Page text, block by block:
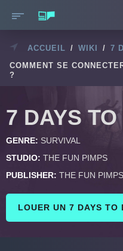
ACCUEIL / WIKI / 7
COMMENT SE
?
7 DAYS TO
GENRE: SURVIVAL
STUDIO: THE FUN PIMPS
PUBLISHER: THE FUN PIMPS
LOUER UN 7 DAYS TO